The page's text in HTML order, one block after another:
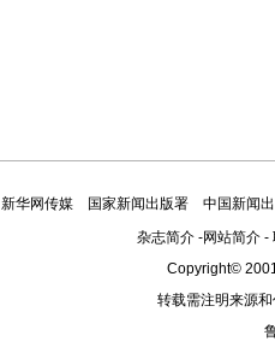
新华网传媒 国家新闻出版署
中国新闻
杂志简介-网站简介-
Copyright©
转载需注明来源